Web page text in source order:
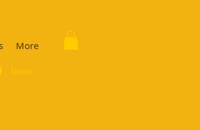
More
Iniciar sesión